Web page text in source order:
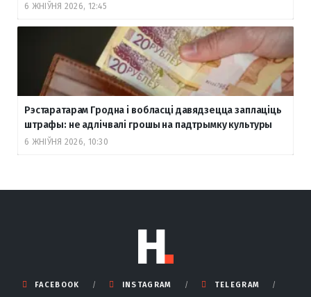
6 ЖНІЎНЯ 2026, 12:45
Рэстаратарам Гродна і вобласці давядзецца заплаціць
штрафы: не адлічвалі грошы на падтрымку культуры
6 ЖНІЎНЯ 2026, 10:30
FACEBOOK INSTAGRAM
TELEGRAM